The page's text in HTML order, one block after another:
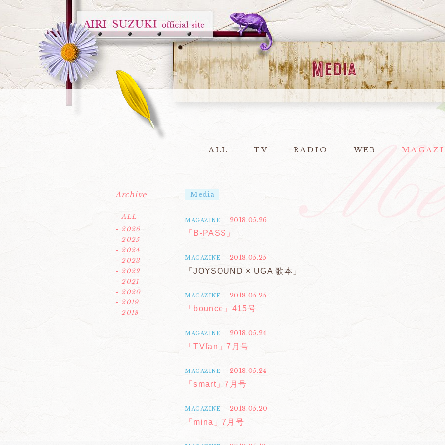
ALL TV RADIO WEB
Media
MAGAZINE
2018.05.26
「B-PASS」
MAGAZINE
2018.05.25
「JOYSOUND × UGA 歌本」
MAGAZINE
2018.05.25
「bounce」415号
MAGAZINE
2018.05.24
「TVfan」7月号
MAGAZINE
2018.05.24
「smart」7月号
MAGAZINE
2018.05.20
「mina」7月号
Archive
- ALL
- 2026
- 2025
- 2024
- 2023
- 2022
- 2021
- 2020
- 2019
- 2018